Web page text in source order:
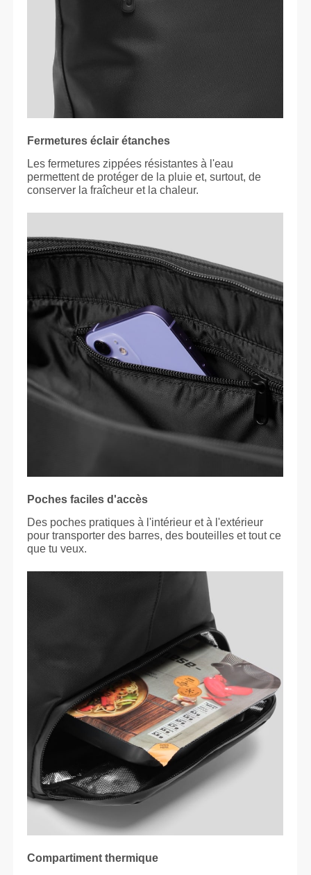
Fermetures éclair étanches
Les fermetures zippées résistantes à l'eau
permettent de protéger de la pluie et, surtout, de
conserver la fraîcheur et la chaleur.
Poches faciles d'accès
Des poches pratiques à l'intérieur et à l'extérieur
pour transporter des barres, des bouteilles et tout ce
que tu veux.
Compartiment thermique